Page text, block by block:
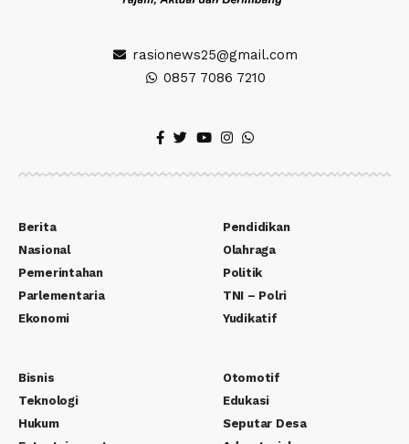
rasionews25@gmail.com
0857 7086 7210
Berita
Nasional
Pemerintahan
Parlementaria
Ekonomi
Pendidikan
Olahraga
Politik
TNI – Polri
Yudikatif
Bisnis
Teknologi
Hukum
Otomotif
Edukasi
Seputar Desa